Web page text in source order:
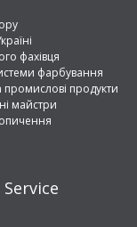
фахівця
фарбування
промислові продукти
майстри